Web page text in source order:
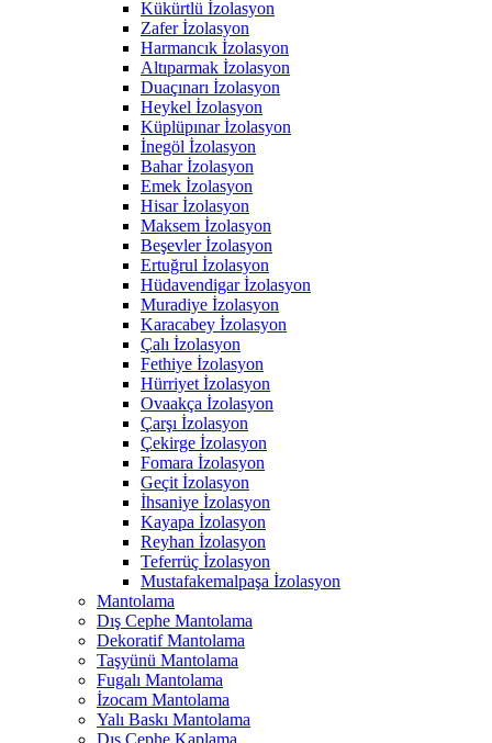
Kükürtlü İzolasyon
Zafer İzolasyon
Harmancık İzolasyon
Altıparmak İzolasyon
Duaçınarı İzolasyon
Heykel İzolasyon
Küplüpınar İzolasyon
İnegöl İzolasyon
Bahar İzolasyon
Emek İzolasyon
Hisar İzolasyon
Maksem İzolasyon
Beşevler İzolasyon
Ertuğrul İzolasyon
Hüdavendigar İzolasyon
Muradiye İzolasyon
Karacabey İzolasyon
Çalı İzolasyon
Fethiye İzolasyon
Hürriyet İzolasyon
Ovaakça İzolasyon
Çarşı İzolasyon
Çekirge İzolasyon
Fomara İzolasyon
Geçit İzolasyon
İhsaniye İzolasyon
Kayapa İzolasyon
Reyhan İzolasyon
Teferrüç İzolasyon
Mustafakemalpaşa İzolasyon
Mantolama
Dış Cephe Mantolama
Dekoratif Mantolama
Taşyünü Mantolama
Fugalı Mantolama
İzocam Mantolama
Yalı Baskı Mantolama